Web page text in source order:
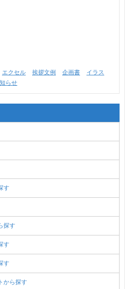
エクセル 挨拶文例 企画書
イラス
らせ
す
探す
す
す
から探す